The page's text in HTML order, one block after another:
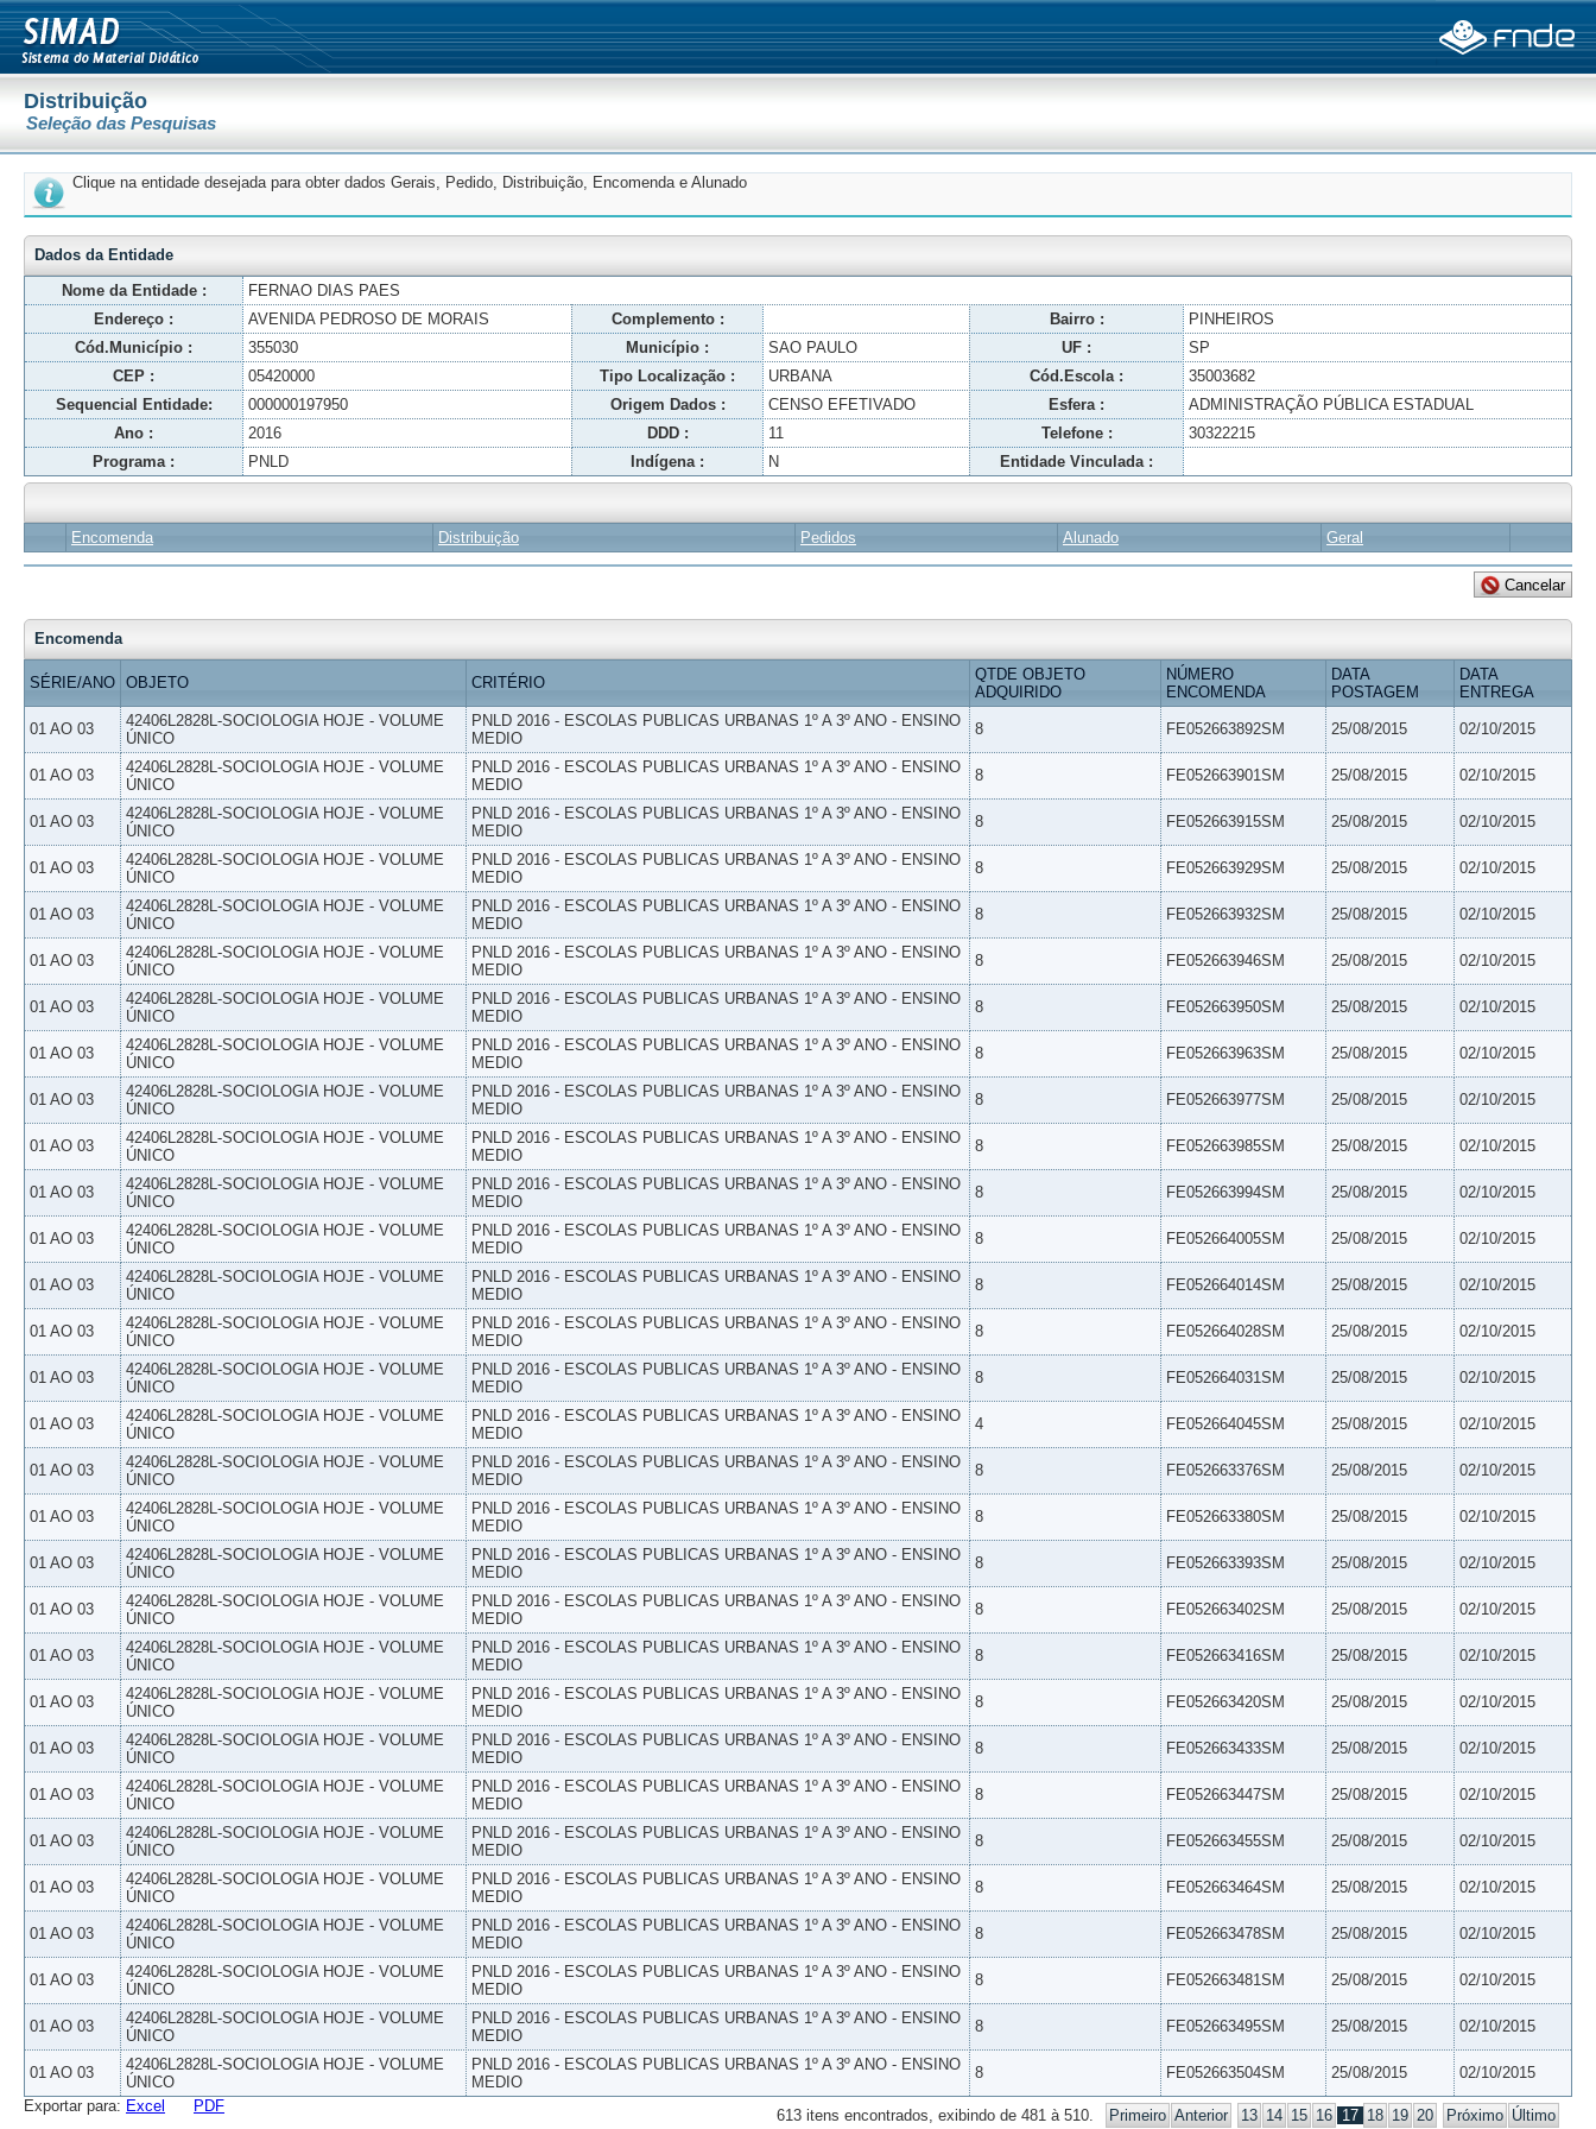
Distribuição
Seleção das Pesquisas
Clique na entidade desejada para obter dados Gerais, Pedido, Distribuição, Encomenda e Alunado
Dados da Entidade
Nome da Entidade :
FERNAO DIAS PAES
Endereço :
AVENIDA PEDROSO DE MORAIS Complemento : Bairro :
PINHEIROS
Cód.Município :
355030 Município : SAO PAULO UF :
SP
CEP :
05420000 Tipo Localização : URBANA Cód.Escola :
35003682
Sequencial Entidade:
000000197950 Origem Dados : CENSO EFETIVADO Esfera :
ADMINISTRAÇÃO PÚBLICA ESTADUAL
Ano :
2016 DDD : 11 Telefone :
30322215
Programa :
PNLD Indígena : N Entidade Vinculada :
Encomenda Distribuição Pedidos Alunado Geral
Encomenda
SÉRIE/ANO OBJETO CRITÉRIO
QTDE OBJETO
ADQUIRIDO
NÚMERO
ENCOMENDA
DATA
POSTAGEM
DATA
ENTREGA
01 AO 03
42406L2828L-SOCIOLOGIA HOJE - VOLUME
ÚNICO
PNLD 2016 - ESCOLAS PUBLICAS URBANAS 1º A 3º ANO - ENSINO
MEDIO
8 FE052663892SM 25/08/2015 02/10/2015
01 AO 03
42406L2828L-SOCIOLOGIA HOJE - VOLUME
ÚNICO
PNLD 2016 - ESCOLAS PUBLICAS URBANAS 1º A 3º ANO - ENSINO
MEDIO
8 FE052663901SM 25/08/2015 02/10/2015
01 AO 03
42406L2828L-SOCIOLOGIA HOJE - VOLUME
ÚNICO
PNLD 2016 - ESCOLAS PUBLICAS URBANAS 1º A 3º ANO - ENSINO
MEDIO
8 FE052663915SM 25/08/2015 02/10/2015
01 AO 03
42406L2828L-SOCIOLOGIA HOJE - VOLUME
ÚNICO
PNLD 2016 - ESCOLAS PUBLICAS URBANAS 1º A 3º ANO - ENSINO
MEDIO
8 FE052663929SM 25/08/2015 02/10/2015
01 AO 03
42406L2828L-SOCIOLOGIA HOJE - VOLUME
ÚNICO
PNLD 2016 - ESCOLAS PUBLICAS URBANAS 1º A 3º ANO - ENSINO
MEDIO
8 FE052663932SM 25/08/2015 02/10/2015
01 AO 03
42406L2828L-SOCIOLOGIA HOJE - VOLUME
ÚNICO
PNLD 2016 - ESCOLAS PUBLICAS URBANAS 1º A 3º ANO - ENSINO
MEDIO
8 FE052663946SM 25/08/2015 02/10/2015
01 AO 03
42406L2828L-SOCIOLOGIA HOJE - VOLUME
ÚNICO
PNLD 2016 - ESCOLAS PUBLICAS URBANAS 1º A 3º ANO - ENSINO
MEDIO
8 FE052663950SM 25/08/2015 02/10/2015
01 AO 03
42406L2828L-SOCIOLOGIA HOJE - VOLUME
ÚNICO
PNLD 2016 - ESCOLAS PUBLICAS URBANAS 1º A 3º ANO - ENSINO
MEDIO
8 FE052663963SM 25/08/2015 02/10/2015
01 AO 03
42406L2828L-SOCIOLOGIA HOJE - VOLUME
ÚNICO
PNLD 2016 - ESCOLAS PUBLICAS URBANAS 1º A 3º ANO - ENSINO
MEDIO
8 FE052663977SM 25/08/2015 02/10/2015
01 AO 03
42406L2828L-SOCIOLOGIA HOJE - VOLUME
ÚNICO
PNLD 2016 - ESCOLAS PUBLICAS URBANAS 1º A 3º ANO - ENSINO
MEDIO
8 FE052663985SM 25/08/2015 02/10/2015
01 AO 03
42406L2828L-SOCIOLOGIA HOJE - VOLUME
ÚNICO
PNLD 2016 - ESCOLAS PUBLICAS URBANAS 1º A 3º ANO - ENSINO
MEDIO
8 FE052663994SM 25/08/2015 02/10/2015
01 AO 03
42406L2828L-SOCIOLOGIA HOJE - VOLUME
ÚNICO
PNLD 2016 - ESCOLAS PUBLICAS URBANAS 1º A 3º ANO - ENSINO
MEDIO
8 FE052664005SM 25/08/2015 02/10/2015
01 AO 03
42406L2828L-SOCIOLOGIA HOJE - VOLUME
ÚNICO
PNLD 2016 - ESCOLAS PUBLICAS URBANAS 1º A 3º ANO - ENSINO
MEDIO
8 FE052664014SM 25/08/2015 02/10/2015
01 AO 03
42406L2828L-SOCIOLOGIA HOJE - VOLUME
ÚNICO
PNLD 2016 - ESCOLAS PUBLICAS URBANAS 1º A 3º ANO - ENSINO
MEDIO
8 FE052664028SM 25/08/2015 02/10/2015
01 AO 03
42406L2828L-SOCIOLOGIA HOJE - VOLUME
ÚNICO
PNLD 2016 - ESCOLAS PUBLICAS URBANAS 1º A 3º ANO - ENSINO
MEDIO
8 FE052664031SM 25/08/2015 02/10/2015
01 AO 03
42406L2828L-SOCIOLOGIA HOJE - VOLUME
ÚNICO
PNLD 2016 - ESCOLAS PUBLICAS URBANAS 1º A 3º ANO - ENSINO
MEDIO
4 FE052664045SM 25/08/2015 02/10/2015
01 AO 03
42406L2828L-SOCIOLOGIA HOJE - VOLUME
ÚNICO
PNLD 2016 - ESCOLAS PUBLICAS URBANAS 1º A 3º ANO - ENSINO
MEDIO
8 FE052663376SM 25/08/2015 02/10/2015
01 AO 03
42406L2828L-SOCIOLOGIA HOJE - VOLUME
ÚNICO
PNLD 2016 - ESCOLAS PUBLICAS URBANAS 1º A 3º ANO - ENSINO
MEDIO
8 FE052663380SM 25/08/2015 02/10/2015
01 AO 03
42406L2828L-SOCIOLOGIA HOJE - VOLUME
ÚNICO
PNLD 2016 - ESCOLAS PUBLICAS URBANAS 1º A 3º ANO - ENSINO
MEDIO
8 FE052663393SM 25/08/2015 02/10/2015
01 AO 03
42406L2828L-SOCIOLOGIA HOJE - VOLUME
ÚNICO
PNLD 2016 - ESCOLAS PUBLICAS URBANAS 1º A 3º ANO - ENSINO
MEDIO
8 FE052663402SM 25/08/2015 02/10/2015
01 AO 03
42406L2828L-SOCIOLOGIA HOJE - VOLUME
ÚNICO
PNLD 2016 - ESCOLAS PUBLICAS URBANAS 1º A 3º ANO - ENSINO
MEDIO
8 FE052663416SM 25/08/2015 02/10/2015
01 AO 03
42406L2828L-SOCIOLOGIA HOJE - VOLUME
ÚNICO
PNLD 2016 - ESCOLAS PUBLICAS URBANAS 1º A 3º ANO - ENSINO
MEDIO
8 FE052663420SM 25/08/2015 02/10/2015
01 AO 03
42406L2828L-SOCIOLOGIA HOJE - VOLUME
ÚNICO
PNLD 2016 - ESCOLAS PUBLICAS URBANAS 1º A 3º ANO - ENSINO
MEDIO
8 FE052663433SM 25/08/2015 02/10/2015
01 AO 03
42406L2828L-SOCIOLOGIA HOJE - VOLUME
ÚNICO
PNLD 2016 - ESCOLAS PUBLICAS URBANAS 1º A 3º ANO - ENSINO
MEDIO
8 FE052663447SM 25/08/2015 02/10/2015
01 AO 03
42406L2828L-SOCIOLOGIA HOJE - VOLUME
ÚNICO
PNLD 2016 - ESCOLAS PUBLICAS URBANAS 1º A 3º ANO - ENSINO
MEDIO
8 FE052663455SM 25/08/2015 02/10/2015
01 AO 03
42406L2828L-SOCIOLOGIA HOJE - VOLUME
ÚNICO
PNLD 2016 - ESCOLAS PUBLICAS URBANAS 1º A 3º ANO - ENSINO
MEDIO
8 FE052663464SM 25/08/2015 02/10/2015
01 AO 03
42406L2828L-SOCIOLOGIA HOJE - VOLUME
ÚNICO
PNLD 2016 - ESCOLAS PUBLICAS URBANAS 1º A 3º ANO - ENSINO
MEDIO
8 FE052663478SM 25/08/2015 02/10/2015
01 AO 03
42406L2828L-SOCIOLOGIA HOJE - VOLUME
ÚNICO
PNLD 2016 - ESCOLAS PUBLICAS URBANAS 1º A 3º ANO - ENSINO
MEDIO
8 FE052663481SM 25/08/2015 02/10/2015
01 AO 03
42406L2828L-SOCIOLOGIA HOJE - VOLUME
ÚNICO
PNLD 2016 - ESCOLAS PUBLICAS URBANAS 1º A 3º ANO - ENSINO
MEDIO
8 FE052663495SM 25/08/2015 02/10/2015
01 AO 03
42406L2828L-SOCIOLOGIA HOJE - VOLUME
ÚNICO
PNLD 2016 - ESCOLAS PUBLICAS URBANAS 1º A 3º ANO - ENSINO
MEDIO
8 FE052663504SM 25/08/2015 02/10/2015
613 itens encontrados, exibindo de 481 à 510. Primeiro Anterior 13 14 15 16 17 18 19 20 Próximo Último
Exportar para: Excel PDF